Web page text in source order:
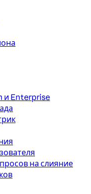
и Enterprise
на слияние